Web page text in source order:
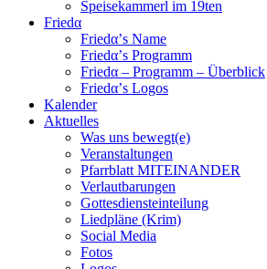
Speisekammerl im 19ten
Friedα
Friedα’s Name
Friedα’s Programm
Friedα – Programm – Überblick
Friedα’s Logos
Kalender
Aktuelles
Was uns bewegt(e)
Veranstaltungen
Pfarrblatt MITEINANDER
Verlautbarungen
Gottesdiensteinteilung
Liedpläne (Krim)
Social Media
Fotos